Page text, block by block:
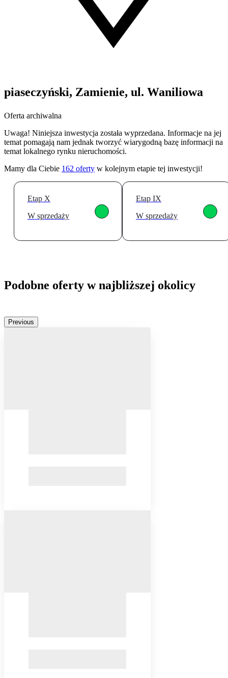
piaseczyński, Zamienie, ul. Waniliowa
Oferta archiwalna
Uwaga! Niniejsza inwestycja została wyprzedana. Informacje na jej
temat pomagają nam jednak tworzyć wiarygodną bazę informacji na
temat lokalnego rynku nieruchomości.
Mamy dla Ciebie 162 oferty w kolejnym etapie tej inwestycji!
Etap X
W sprzedaży
Etap IX
W sprzedaży
Podobne oferty w najbliższej okolicy
Previous